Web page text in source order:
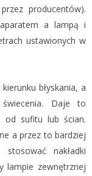
producentów).
a lampą i
ustawionych w
błyskania, a
Daje to
od sufitu lub ścian.
a przez to bardziej
nakładki
lampie zewnętrznej